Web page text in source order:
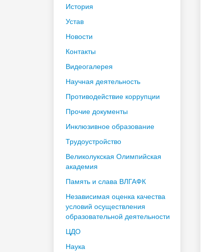
История
Устав
Новости
Контакты
Видеогалерея
Научная деятельность
Противодействие коррупции
Прочие документы
Инклюзивное образование
Трудоустройство
Великолукская Олимпийская
академия
Память и слава ВЛГАФК
Независимая оценка качества
условий осуществления
образовательной деятельности
ЦДО
Наука